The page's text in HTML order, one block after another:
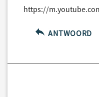
https://
ANTWOORD